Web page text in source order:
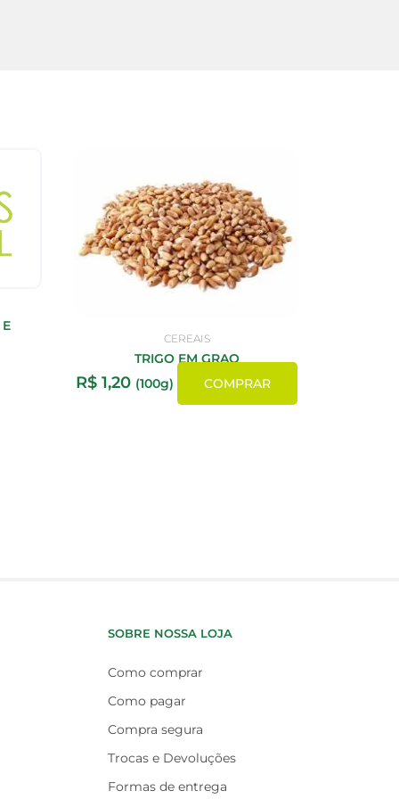
CEREAIS
TRIGO EM GRAO
R$ 1,20 (100g) COMPRAR
SOBRE NOSSA LOJA
Como comprar
Como pagar
Compra segura
Trocas e Devoluções
Formas de entrega